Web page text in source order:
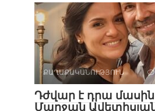
ՔԱՂԱՔԱԿԱՆՈՒԹՅՈՒՆ
Դժվար է դրա մասին
Մարջան